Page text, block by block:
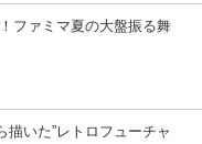
ファミマ夏の大盤振る舞
いた”レトロフューチャ